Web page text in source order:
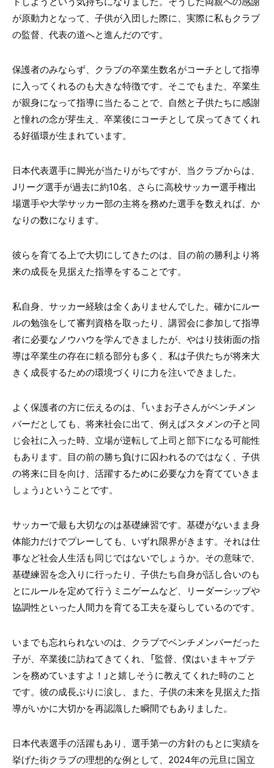
が原動力となって、子供が入団した際に、実際に私もクラブ
の監督、代表の道へと進んだのです。
保護者のみならず、クラブの卒業生数名がコーチとして指導
に入ってくれるのも大きな特徴です。そこでもまた、卒業生
が親身になって指導に当たることで、自然と子供たちに感謝
と憧れの念が芽生え、卒業後にコーチとして戻ってきてくれ
る好循環が生まれています。
日本代表選手に脚光が当たりがちですが、当クラブからは、
Jリーグ選手が過去に約10名、さらに高校サッカー選手権出
場選手や大学サッカー部の主将を務めた選手を数えれば、か
なりの数になります。
彼らを育てる上で大切にしてきたのは、目の前の勝利より将
来の成長を見据えた指導をすることです。
私自身、サッカー経験は全くありませんでした。確かにルー
ルの勉強をして審判資格を取ったり、講習会に参加して指導
者に必要なノウハウを学んできましたが、やはり技術面の指
導は卒業生の存在に頼る部分も多く、私は子供たちが将来大
きく成長するための環境づくりに力を注いできました。
よく保護者の方に伝えるのは、「いまお子さんがベンチメン
バーだとしても、将来社会に出て、例えばスタメンの子と同
じ会社に入った時、立場が逆転して上司と部下になる可能性
もあります。目の前の勝ち負けに囚われるのではなく、子供
の将来に目を向け、活躍するために必要な力を育てていきま
しょう」ということです。
サッカーで最も大切なのは基礎練習です。基礎がないまま身
体能力だけでプレーしても、いずれ限界がきます。それは仕
事など社会人生活も同じではないでしょうか。その意味で、
基礎練習を念入りに行ったり、子供たち自身が話し合いのも
とにルールを定めて行うミニゲームなど、リーダーシップや
協調性といった人間力を育てる工夫を凝らしているのです。
いまでも忘れられないのは、クラブでベンチメンバーだった
子が、卒業後に訪ねてきてくれ、「監督、僕はいまキャプテ
ンを務めていますよ！」と嬉しそうに教えてくれた時のこと
です。彼の成長ぶりに涙し、また、子供の未来を見据えた指
導がいかに大切かを再認識した瞬間でもありました。
日本代表選手の活躍もあり、選手第一の方針のもとに実績を
挙げた街クラブの理想的な例として、2024年の元旦に国立